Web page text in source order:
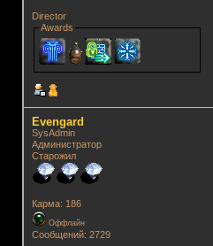
Director
Awards
Evengard
SysAdmin
Администратор
Старожил
Карма: 186
Оффлайн
Сообщений: 2729